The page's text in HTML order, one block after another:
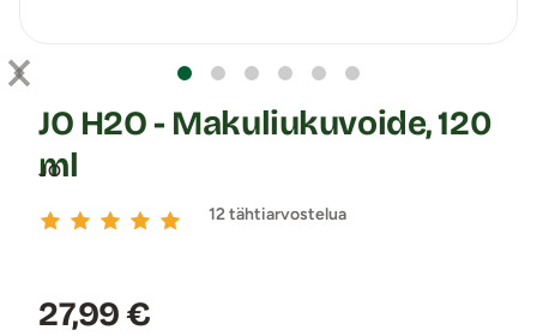
JO
JO H2O - Makuliukuvoide, 120
ml
12 tähtiarvostelua
Hinta:
27,99 €